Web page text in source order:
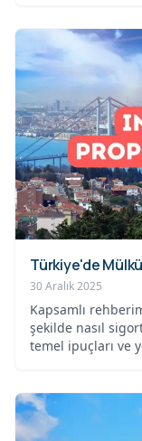
Türkiye'de
30 Aralık 2025
Kapsamlı
şekilde nasıl
temel ipuçları ve